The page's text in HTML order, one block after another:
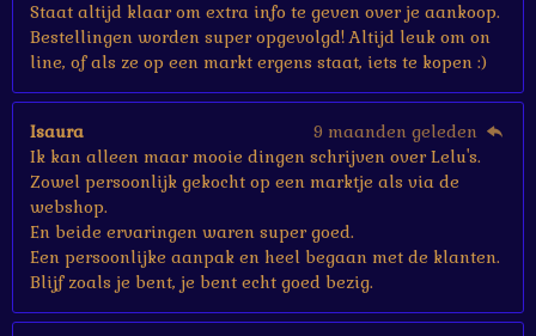
Staat altijd klaar om extra info te geven over je aankoop.
Bestellingen worden super opgevolgd! Altijd leuk om on
line, of als ze op een markt ergens staat, iets te kopen :)
Isaura
9 maanden geleden
Ik kan alleen maar mooie dingen schrijven over Lelu's.
Zowel persoonlijk gekocht op een marktje als via de
webshop.
En beide ervaringen waren super goed.
Een persoonlijke aanpak en heel begaan met de klanten.
Blijf zoals je bent, je bent echt goed bezig.